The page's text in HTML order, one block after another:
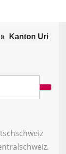
Kanton Uri